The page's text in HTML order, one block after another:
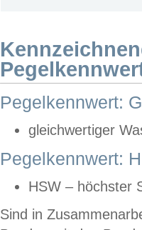
Pegelkennwert:
gleichwertiger
Pegelkennwert:
HSW – höchster
Sind in